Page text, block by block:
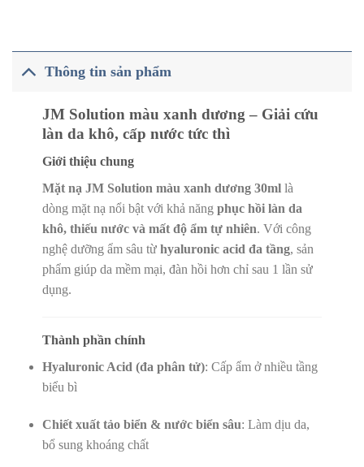
Thông tin sản phẩm
JM Solution màu xanh dương – Giải cứu
làn da khô, cấp nước tức thì
Giới thiệu chung
Mặt nạ JM Solution màu xanh dương 30mllà
dòng mặt nạ nổi bật với khả năng phục hồi làn da
khô, thiếu nước và mất độ ẩm tự nhiên. Với công
nghệ dưỡng ẩm sâu từ hyaluronic acid đa tầng, sản
phẩm giúp da mềm mại, đàn hồi hơn chỉ sau 1 lần sử
dụng.
Thành phần chính
Hyaluronic Acid (đa phân tử): Cấp ẩm ở nhiều tầng
biểu bì
Chiết xuất tảo biển & nước biển sâu: Làm dịu da,
bổ sung khoáng chất